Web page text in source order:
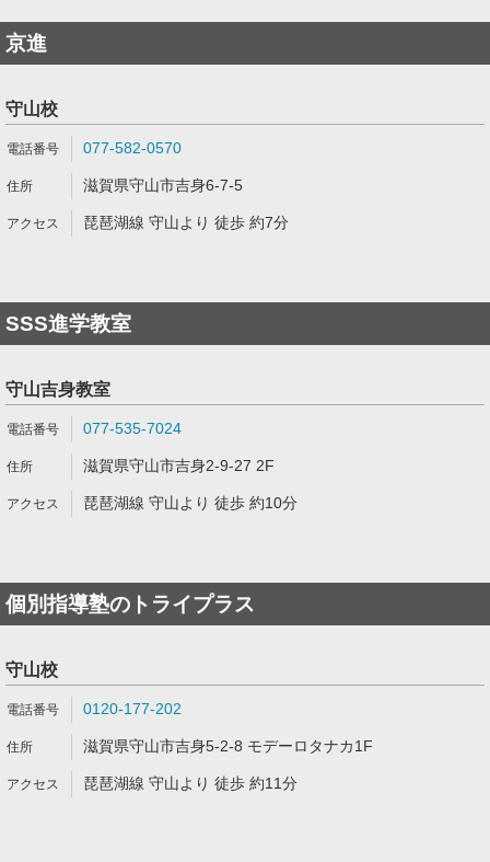
京進
守山校
077-582-0570
滋賀県守山市吉身6-7-5
琵琶湖線 守山より 徒歩 約7分
SSS進学教室
守山吉身教室
077-535-7024
滋賀県守山市吉身2-9-27 2F
琵琶湖線 守山より 徒歩 約10分
個別指導塾のトライプラス
守山校
0120-177-202
滋賀県守山市吉身5-2-8 モデーロタナカ1F
琵琶湖線 守山より 徒歩 約11分